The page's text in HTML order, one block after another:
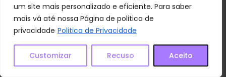
um site mais personalizado e eficiente. Para saber
mais vá até nossa Página de politica de
privacidade Politica de Privacidade
Customizar Recuso Aceito
Contato
Política de Privacidade
Sobre Nós
Termos e Condições